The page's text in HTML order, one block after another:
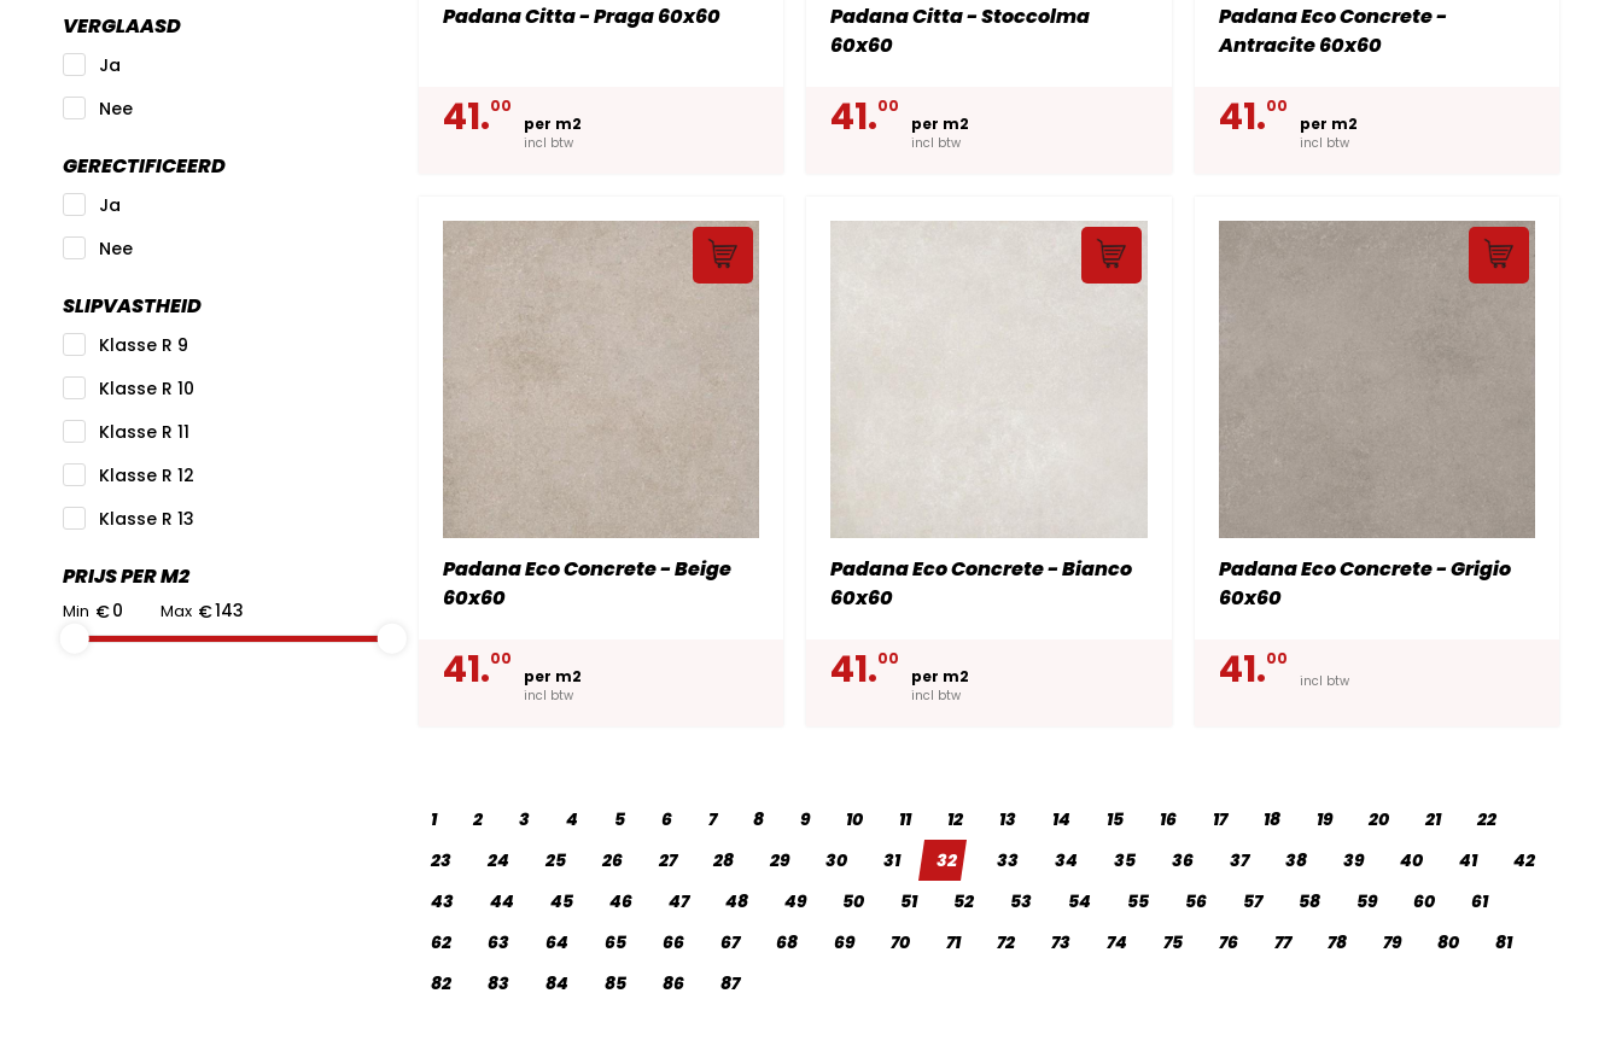
VERGLAASD
Ja
Nee
GERECTIFICEERD
Ja
Nee
SLIPVASTHEID
Klasse R 9
Klasse R 10
Klasse R 11
Klasse R 12
Klasse R 13
PRIJS PER M2
Min € Max €
Padana Citta - Praga 60x60
41.00
per m2
incl btw
Padana Citta - Stoccolma
60x60
41.00
per m2
incl btw
Padana Eco Concrete -
Antracite 60x60
41.00
per m2
incl btw
Padana Eco Concrete - Beige
60x60
41.00
per m2
incl btw
Padana Eco Concrete - Bianco
60x60
41.00
per m2
incl btw
Padana Eco Concrete - Grigio
60x60
41.00
incl btw
1 2 3 4 5 6 7 8 9 10 11 12 13 14 15 16 17 18 19 20 21
22
23
24 25 26 27 28 29 30 31 32 33 34 35 36 37 38 39 40 41
42
43
44 45 46 47 48 49 50 51 52 53 54 55 56 57 58 59 60
61
62
63 64 65 66 67 68 69 70 71 72 73 74 75 76 77 78 79 80
81
82
83 84 85 86 87